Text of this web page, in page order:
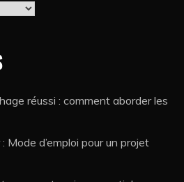
réussi : comment aborder les
Mode d’emploi pour un projet